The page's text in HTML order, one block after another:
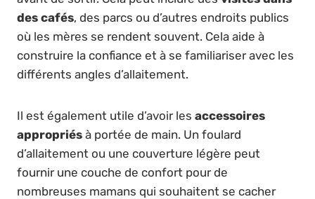
des cafés, des parcs ou d’autres endroits publics
où les mères se rendent souvent. Cela aide à
construire la confiance et à se familiariser avec les
différents angles d’allaitement.
Il est également utile d’avoir les accessoires
appropriés à portée de main. Un foulard
d’allaitement ou une couverture légère peut
fournir une couche de confort pour de
nombreuses mamans qui souhaitent se cacher